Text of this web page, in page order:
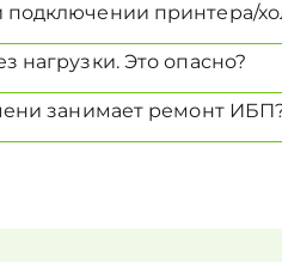
принтера/
нагрузки. Это опасно?
занимает ремонт